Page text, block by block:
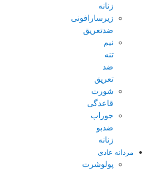
زنانه
زیرسارافونی
ضدتعریق
نیم
تنه
ضد
تعریق
شورت
قاعدگی
جوراب
ضدبو
زنانه
مردانه عادی
پولوشرت